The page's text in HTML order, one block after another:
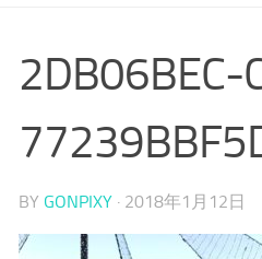
BY GONPIXY · 2018年1月12日